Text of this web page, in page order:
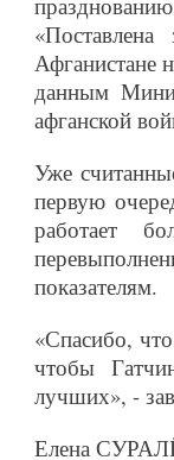
Афганистане
данным
афганской
Уже
первую
работает
показателям.
«Спасибо,
чтобы
лучших», -
Елена